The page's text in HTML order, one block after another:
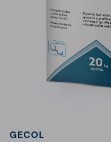
GECOL